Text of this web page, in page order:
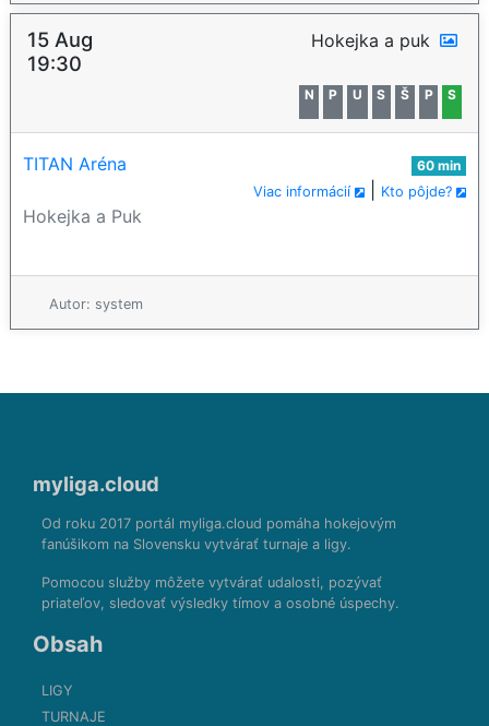
15 Aug
19:30
Hokejka a puk
N P U S Š P S
TITAN Aréna
60 min
Viac informácií
Kto pôjde?
Hokejka a Puk
Autor: system
myliga.cloud
Od roku 2017 portál myliga.cloud pomáha hokejovým
fanúšikom na Slovensku vytvárať turnaje a ligy.
Pomocou služby môžete vytvárať udalosti, pozývať
priateľov, sledovať výsledky tímov a osobné úspechy.
Obsah
LIGY
TURNAJE